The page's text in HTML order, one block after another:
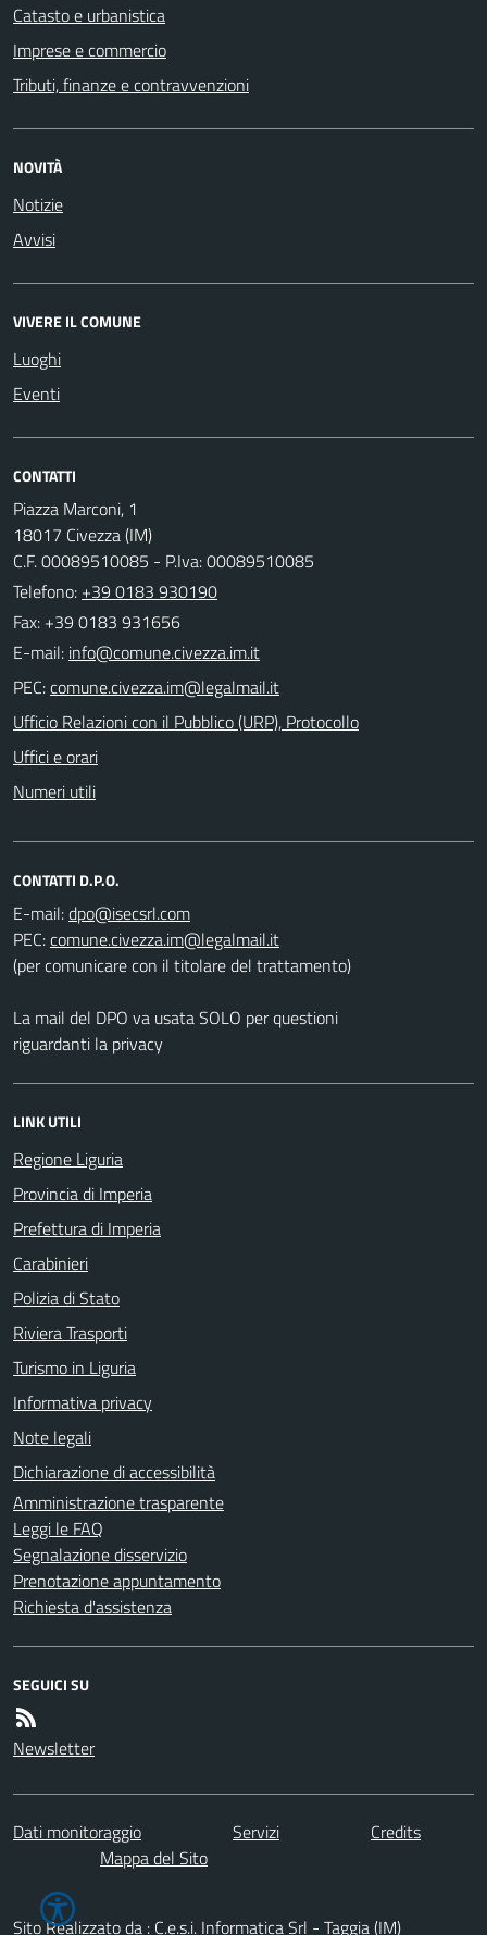
Catasto e urbanistica
Imprese e commercio
Tributi, finanze e contravvenzioni
NOVITÀ
Notizie
Avvisi
VIVERE IL COMUNE
Luoghi
Eventi
CONTATTI
Piazza Marconi, 1
18017 Civezza (IM)
C.F. 00089510085 - P.Iva: 00089510085
Telefono: +39 0183 930190
Fax: +39 0183 931656
E-mail:
PEC:
Ufficio Relazioni con il Pubblico (URP), Protocollo
Uffici e orari
Numeri utili
CONTATTI D.P.O.
E-mail:
PEC:
(per comunicare con il titolare del trattamento)
La mail del DPO va usata SOLO per questioni
riguardanti la privacy
LINK UTILI
Regione Liguria
Provincia di Imperia
Prefettura di Imperia
Carabinieri
Polizia di Stato
Riviera Trasporti
Turismo in Liguria
Informativa privacy
Note legali
Dichiarazione di accessibilità
Amministrazione trasparente
Leggi le FAQ
Segnalazione disservizio
Prenotazione appuntamento
Richiesta d'assistenza
SEGUICI SU
Newsletter
Dati monitoraggio Servizi
Credits
Mappa del Sito
Sito Realizzato da : C.e.s.i. Informatica Srl - Taggia (IM)